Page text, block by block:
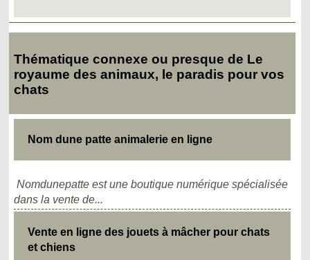
Thématique connexe ou presque de Le
royaume des animaux, le paradis pour vos
chats
Nom dune patte animalerie en ligne
Nomdunepatte est une boutique numérique spécialisée
dans la vente de...
Vente en ligne des jouets à mâcher pour chats
et chiens